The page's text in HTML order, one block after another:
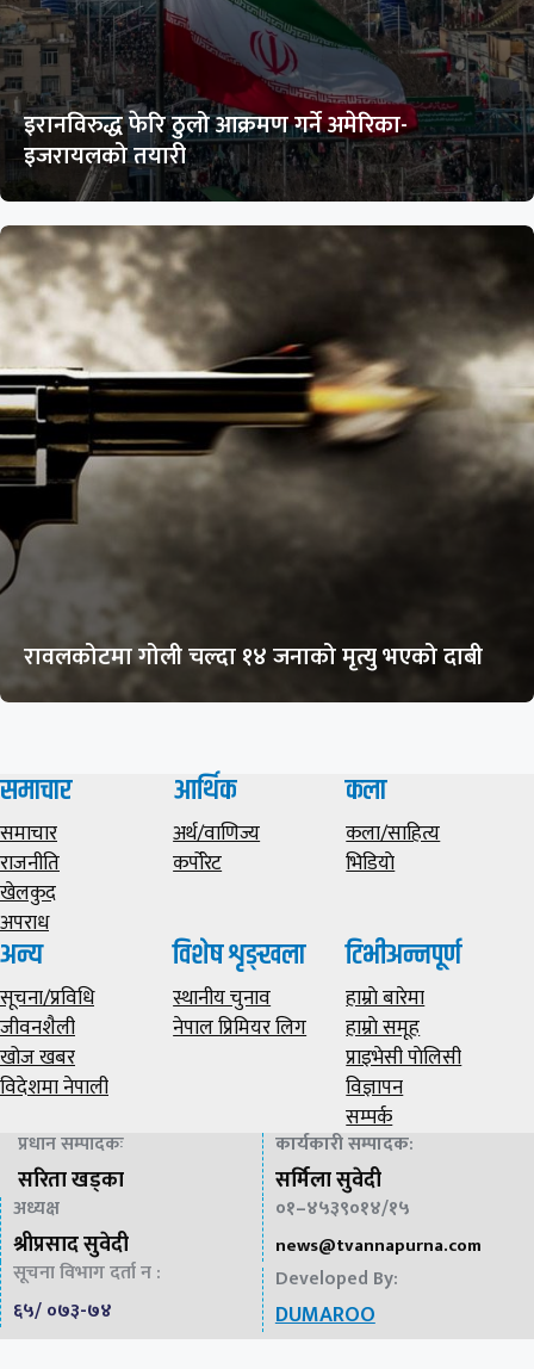
इरानविरुद्ध फेरि ठुलो आक्रमण गर्ने अमेरिका-
इजरायलको तयारी
रावलकोटमा गोली चल्दा १४ जनाको मृत्यु भएको दाबी
समाचार
समाचार
राजनीति
खेलकुद
अपराध
आर्थिक
अर्थ/वाणिज्य
कर्पोरेट
कला
कला/साहित्य
भिडियाे
अन्य
सूचना/प्रविधि
जीवनशैली
खोज खबर
विदेशमा नेपाली
विशेष शृङ्खला
स्थानीय चुनाव
नेपाल प्रिमियर लिग
टिभीअन्नपूर्ण
हाम्राे बारेमा
हाम्राे समूह
प्राइभेसी पाेलिसी
विज्ञापन
सम्पर्क
प्रधान सम्पादकः
सरिता खड्का
कार्यकारी सम्पादक:
सर्मिला सुवेदी
अध्यक्ष
श्रीप्रसाद सुवेदी
०१–४५३९०१४/१५
news@tvannapurna.com
सूचना विभाग दर्ता न :
६५/ ०७३-७४
Developed By:
DUMAROO